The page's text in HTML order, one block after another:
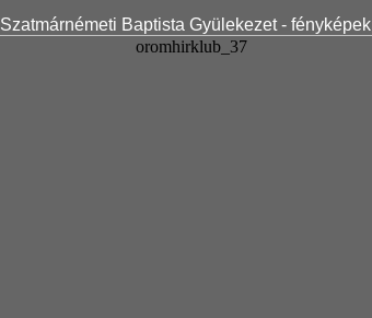
Szatmárnémeti Baptista Gyülekezet - fényképek